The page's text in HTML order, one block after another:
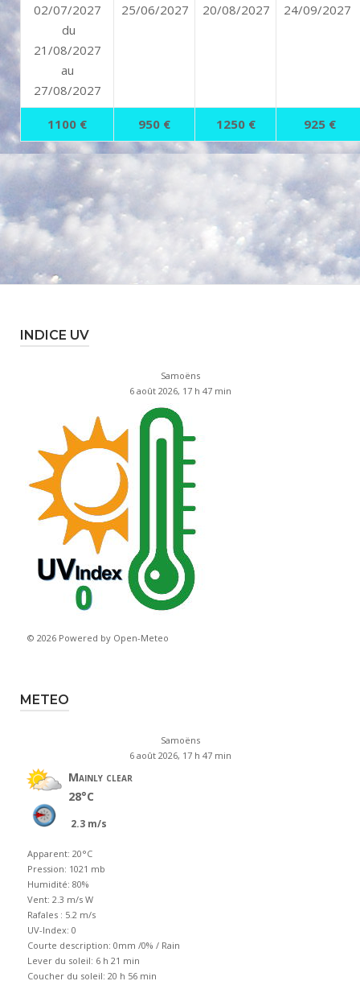
02/07/2027
du
21/08/2027
au
27/08/2027
25/06/2027
20/08/2027
24/09/2027
1100 € 950 € 1250 € 925 €
INDICE UV
Samoëns
6 août 2026, 17 h 47 min
© 2026 Powered by Open-Meteo
METEO
Samoëns
6 août 2026, 17 h 47 min
Mainly clear
28°C
2.3 m/s
Apparent: 20°C
Pression: 1021 mb
Humidité: 80%
Vent: 2.3 m/s W
Rafales : 5.2 m/s
UV-Index: 0
Courte description: 0mm /0% / Rain
Lever du soleil: 6 h 21 min
Coucher du soleil: 20 h 56 min